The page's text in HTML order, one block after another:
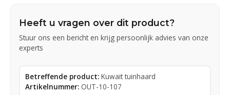
Heeft u vragen over dit product?
Stuur ons een bericht en krijg persoonlijk advies van onze
experts
Betreffende product: Kuwait tuinhaard
Artikelnummer: OUT-10-107